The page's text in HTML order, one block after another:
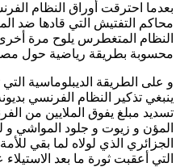
بعدما احترقت أوراق النظام
محاكم التفتيش التي قادها ضد
النظام المتغطرس يلوح مرة
محسوبة بطريقة رياضية حول
و على الطريقة الديبلوماسية
ينبغي تذكير النظام الفرنسي
تسديد مبلغ يفوق الملايين من
المؤن و زيوت و جلود المواشي و
الجزائري الذي لولاه لما بقي
التي أعقبت ثورة ما بعد